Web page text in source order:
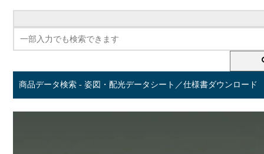
商品データ検索 - 姿図・配光データシート／仕様書ダウンロード